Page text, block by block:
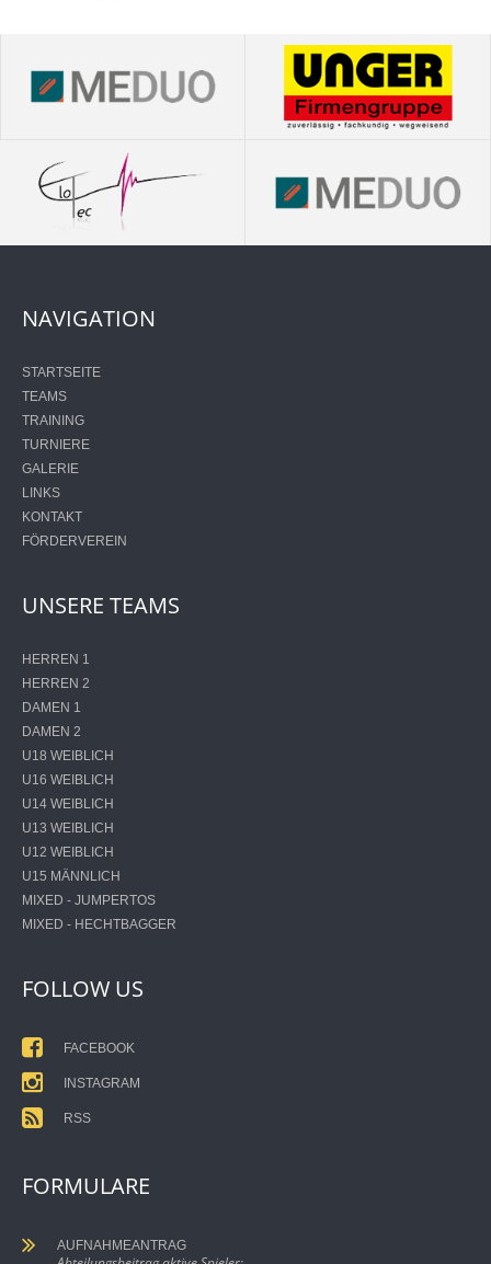
NAVIGATION
STARTSEITE
TEAMS
TRAINING
TURNIERE
GALERIE
LINKS
KONTAKT
FÖRDERVEREIN
UNSERE TEAMS
HERREN 1
HERREN 2
DAMEN 1
DAMEN 2
U18 WEIBLICH
U16 WEIBLICH
U14 WEIBLICH
U13 WEIBLICH
U12 WEIBLICH
U15 MÄNNLICH
MIXED - JUMPERTOS
MIXED - HECHTBAGGER
FOLLOW US
FACEBOOK
INSTAGRAM
RSS
FORMULARE
AUFNAHMEANTRAG